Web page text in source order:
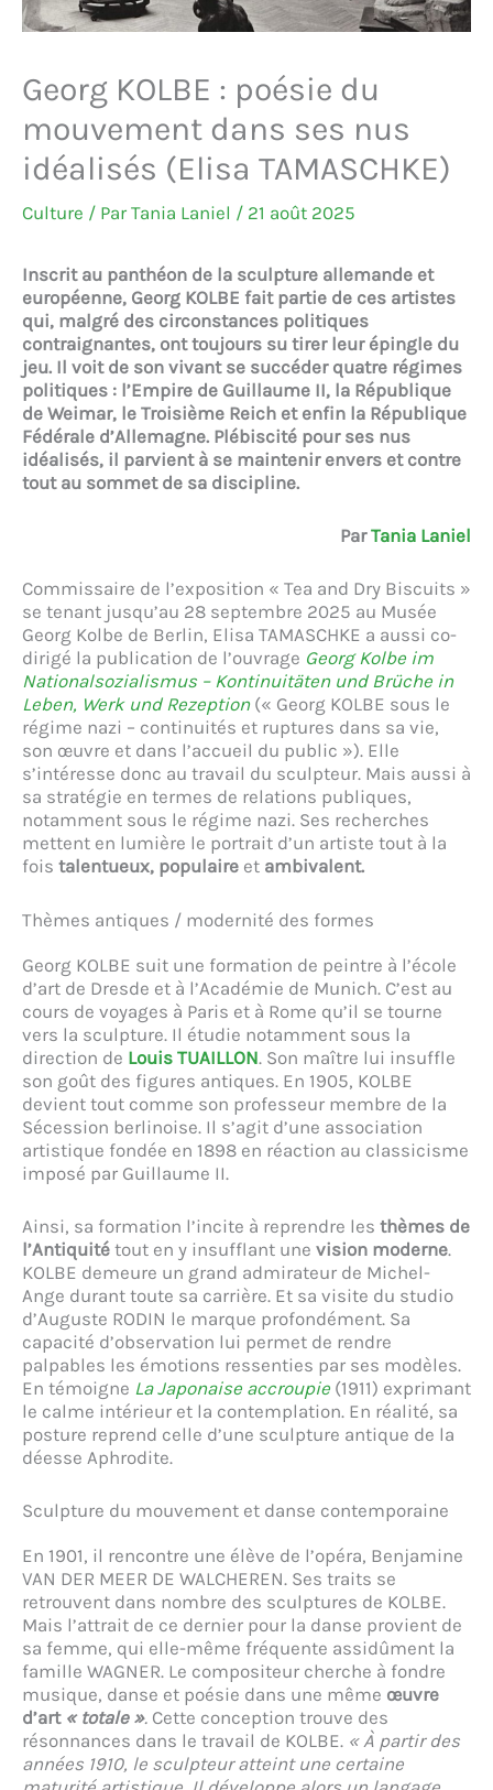
Georg KOLBE : poésie du
mouvement dans ses nus
idéalisés (Elisa TAMASCHKE)
Culture / Par Tania Laniel / 21 août 2025
Inscrit au panthéon de la sculpture allemande et
européenne, Georg KOLBE fait partie de ces artistes
qui, malgré des circonstances politiques
contraignantes, ont toujours su tirer leur épingle du
jeu. Il voit de son vivant se succéder quatre régimes
politiques : l’Empire de Guillaume II, la République
de Weimar, le Troisième Reich et enfin la République
Fédérale d’Allemagne. Plébiscité pour ses nus
idéalisés, il parvient à se maintenir envers et contre
tout au sommet de sa discipline.
ParTania Laniel
Commissaire de l’exposition « Tea and Dry Biscuits »
se tenant jusqu’au 28 septembre 2025 au Musée
Georg Kolbe de Berlin, Elisa TAMASCHKE a aussi co-
dirigé la publication de l’ouvrage Georg Kolbe im
Nationalsozialismus – Kontinuitäten und Brüche in
Leben, Werk und Rezeption(« Georg KOLBE sous le
régime nazi – continuités et ruptures dans sa vie,
son œuvre et dans l’accueil du public »). Elle
s’intéresse donc au travail du sculpteur. Mais aussi à
sa stratégie en termes de relations publiques,
notamment sous le régime nazi. Ses recherches
mettent en lumière le portrait d’un artiste tout à la
fois talentueux, populaire et ambivalent.
Thèmes antiques / modernité des formes
Georg KOLBE suit une formation de peintre à l’école
d’art de Dresde et à l’Académie de Munich. C’est au
cours de voyages à Paris et à Rome qu’il se tourne
vers la sculpture. Il étudie notamment sous la
direction de Louis TUAILLON. Son maître lui insuffle
son goût des figures antiques. En 1905, KOLBE
devient tout comme son professeur membre de la
Sécession berlinoise. Il s’agit d’une association
artistique fondée en 1898 en réaction au classicisme
imposé par Guillaume II.
Ainsi, sa formation l’incite à reprendre les thèmes de
l’Antiquité tout en y insufflant une vision moderne.
KOLBE demeure un grand admirateur de Michel-
Ange durant toute sa carrière. Et sa visite du studio
d’Auguste RODIN le marque profondément. Sa
capacité d’observation lui permet de rendre
palpables les émotions ressenties par ses modèles.
En témoigne La Japonaise accroupie (1911) exprimant
le calme intérieur et la contemplation. En réalité, sa
posture reprend celle d’une sculpture antique de la
déesse Aphrodite.
Sculpture du mouvement et danse contemporaine
En 1901, il rencontre une élève de l’opéra, Benjamine
VAN DER MEER DE WALCHEREN. Ses traits se
retrouvent dans nombre des sculptures de KOLBE.
Mais l’attrait de ce dernier pour la danse provient de
sa femme, qui elle-même fréquente assidûment la
famille WAGNER. Le compositeur cherche à fondre
musique, danse et poésie dans une même œuvre
d’art « totale ». Cette conception trouve des
résonnances dans le travail de KOLBE. « À partir des
années 1910, le sculpteur atteint une certaine